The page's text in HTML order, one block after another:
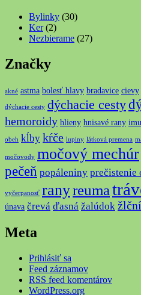
Bylinky (30)
Ker(2)
Nezbierame (27)
Značky
akné astma bolesť hlavy bradavice cievy
dýchacie cesty dýchacie cesty
hemoroidy hlieny hnisavé rany
obeh kĺby kŕče lupiny látková premena
močovody močový mechúr
pečeň popáleniny prečistenie
vyčerpanosť ranyreuma
únava črevá ďasná žalúdok
Meta
Prihlásiť sa
Feed záznamov
RSS feed komentárov
WordPress.org